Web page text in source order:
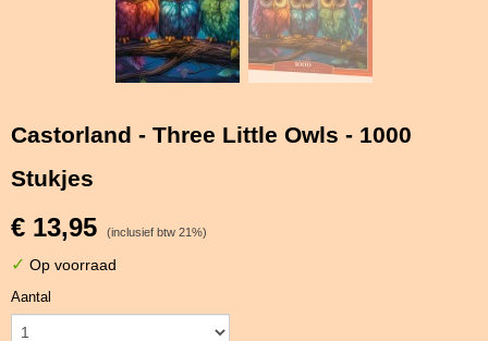
Castorland - Three Little Owls - 1000
Stukjes
€ 13,95 (inclusief btw 21%)
✓ Op voorraad
Aantal